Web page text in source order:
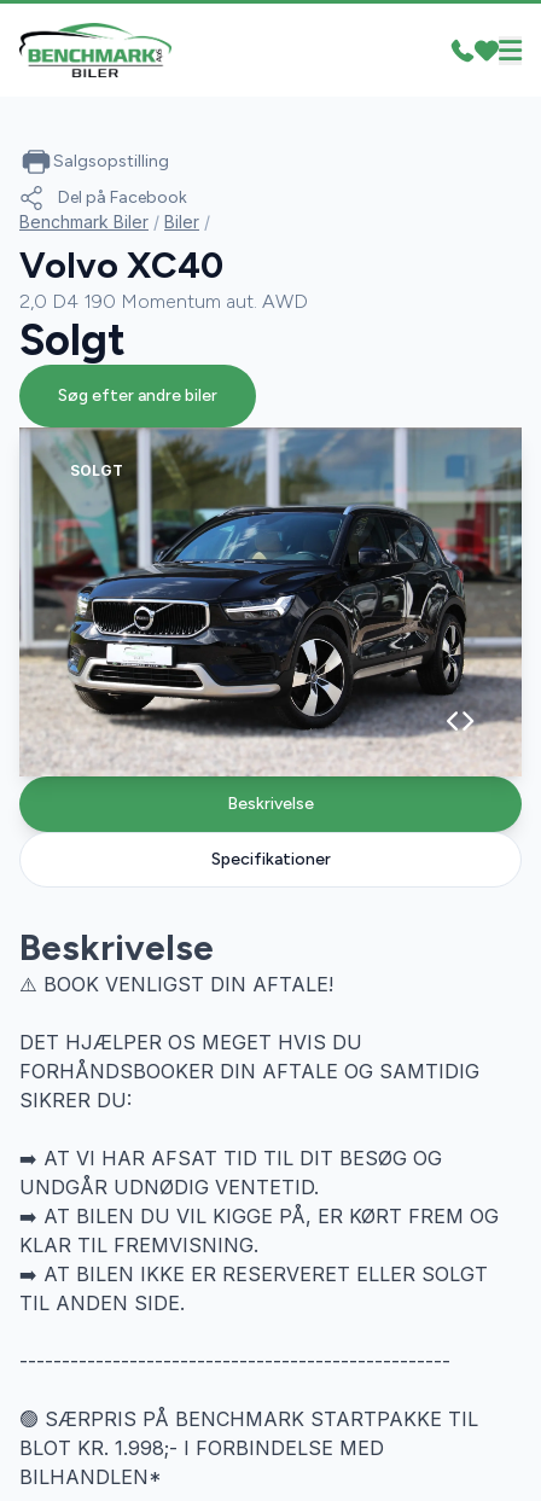
SOLGT
Specifikationer
Beskrivelse
Beskrivelse
⚠️ BOOK VENLIGST DIN AFTALE!
DET HJÆLPER OS MEGET HVIS DU
FORHÅNDSBOOKER DIN AFTALE OG SAMTIDIG
SIKRER DU:
➡️ AT VI HAR AFSAT TID TIL DIT BESØG OG
UNDGÅR UDNØDIG VENTETID.
➡️ AT BILEN DU VIL KIGGE PÅ, ER KØRT FREM OG
KLAR TIL FREMVISNING.
➡️ AT BILEN IKKE ER RESERVERET ELLER SOLGT
TIL ANDEN SIDE.
---------------------------------------------------
🟢 SÆRPRIS PÅ BENCHMARK STARTPAKKE TIL
BLOT KR. 1.998;- I FORBINDELSE MED
BILHANDLEN*
Salgsopstilling
Del på Facebook
Benchmark Biler / Biler /
Volvo XC40
2,0 D4 190 Momentum aut. AWD
Solgt
Søg efter andre biler